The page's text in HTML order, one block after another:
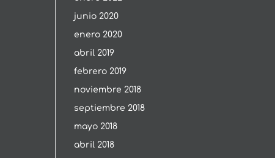
junio 2020
enero 2020
abril 2019
febrero 2019
noviembre 2018
septiembre 2018
mayo 2018
abril 2018